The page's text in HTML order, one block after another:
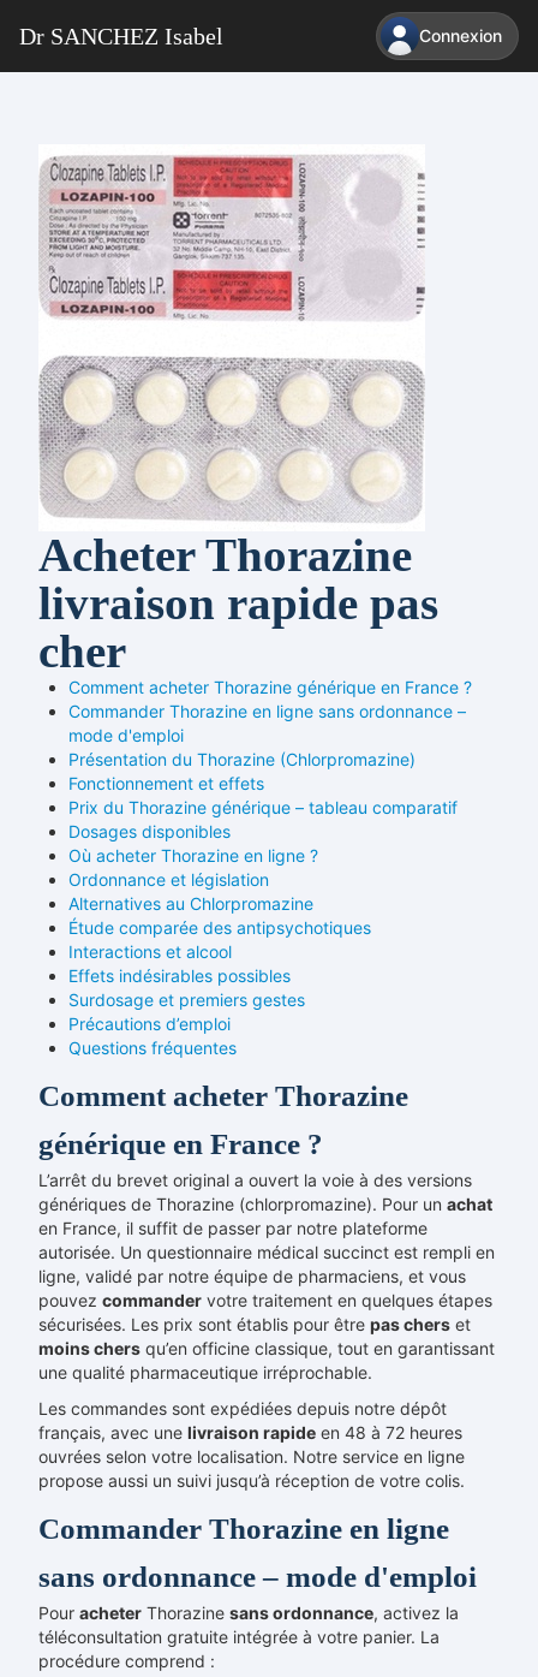
Dr SANCHEZ Isabel Connexion
Acheter Thorazine
livraison rapide pas
cher
Comment acheter Thorazine générique en France ?
Commander Thorazine en ligne sans ordonnance –
mode d'emploi
Présentation du Thorazine (Chlorpromazine)
Fonctionnement et effets
Prix du Thorazine générique – tableau comparatif
Dosages disponibles
Où acheter Thorazine en ligne ?
Ordonnance et législation
Alternatives au Chlorpromazine
Étude comparée des antipsychotiques
Interactions et alcool
Effets indésirables possibles
Surdosage et premiers gestes
Précautions d’emploi
Questions fréquentes
Comment acheter Thorazine
générique en France ?
L’arrêt du brevet original a ouvert la voie à des versions
génériques de Thorazine (chlorpromazine). Pour un achat
en France, il suffit de passer par notre plateforme
autorisée. Un questionnaire médical succinct est rempli en
ligne, validé par notre équipe de pharmaciens, et vous
pouvez commander votre traitement en quelques étapes
sécurisées. Les prix sont établis pour être pas chers et
moins chers qu’en officine classique, tout en garantissant
une qualité pharmaceutique irréprochable.
Les commandes sont expédiées depuis notre dépôt
français, avec une livraison rapide en 48 à 72 heures
ouvrées selon votre localisation. Notre service en ligne
propose aussi un suivi jusqu’à réception de votre colis.
Commander Thorazine en ligne
sans ordonnance – mode d'emploi
Pour acheter Thorazine sans ordonnance, activez la
téléconsultation gratuite intégrée à votre panier. La
procédure comprend :